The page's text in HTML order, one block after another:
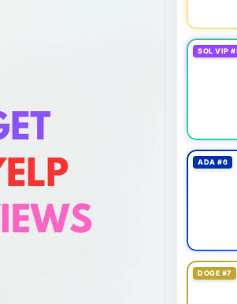
SOL VIP
ADA #6
DOGE #7